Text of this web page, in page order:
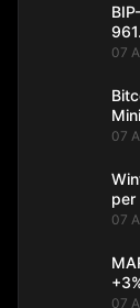
07
07
per
07
07